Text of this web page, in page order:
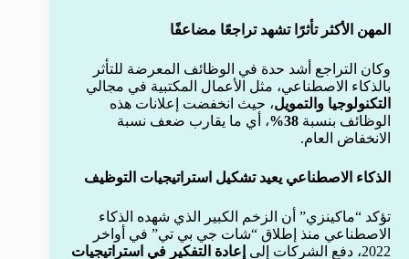
المهن الأكثر تأثرًا تشهد تراجعًا مضاعفًا
وكان التراجع أشد حدة في الوظائف المعرضة للتأثر
بالذكاء الاصطناعي، مثل الأعمال المكتبية في مجالي
التكنولوجيا والتمويل، حيث انخفضت إعلانات هذه
الوظائف بنسبة 38%
، أي ما يقارب ضعف نسبة
الانخفاض العام.
الذكاء الاصطناعي يعيد تشكيل استراتيجيات التوظيف
تؤكد “ماكينزي” أن الزخم الكبير الذي شهده الذكاء
الاصطناعي منذ إطلاق “شات جي بي تي” في أواخر
2022، دفع الشركات إلى
إعادة التفكير في استراتيجيات